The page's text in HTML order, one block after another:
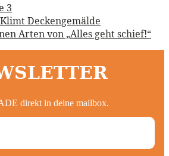
3
Deckengemälde
Arten von „Alles geht schief!“
direkt in deine mailbox.